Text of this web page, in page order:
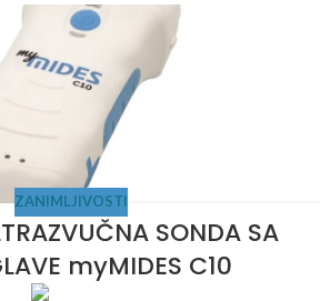
ZANIMLJIVOSTI
SONDA SA
myMIDES C10